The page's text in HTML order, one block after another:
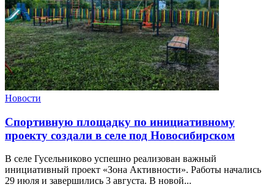
Новости
Спортивную площадку по инициативному
проекту создали в селе под Новосибирском
В селе Гусельниково успешно реализован важный
инициативный проект «Зона Активности». Работы начались
29 июля и завершились 3 августа. В новой...